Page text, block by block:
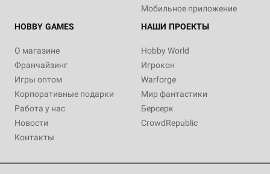
Мобильное приложение
HOBBY GAMES
О магазине
Франчайзинг
Игры оптом
Корпоративные подарки
Работа у нас
Новости
Контакты
НАШИ ПРОЕКТЫ
Hobby World
Игрокон
Warforge
Мир фантастики
Берсерк
CrowdRepublic